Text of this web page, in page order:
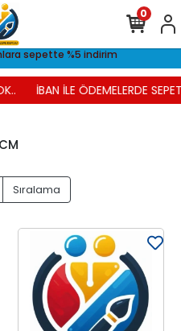
sepette %5 indirim
İBAN İLE ÖDEMELERDE
0
Sıralama